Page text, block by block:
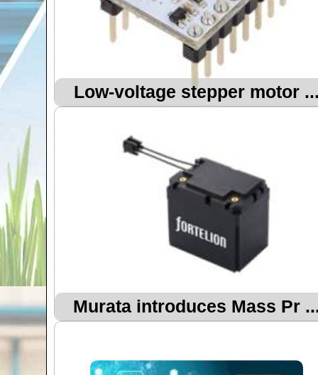
Low-voltage stepper motor
Murata introduces Mass Pr